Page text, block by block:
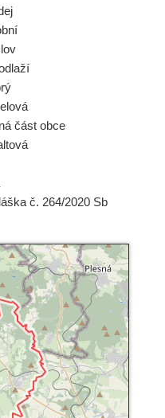
část obce
č. 264/2020 Sb